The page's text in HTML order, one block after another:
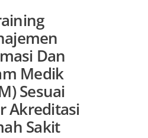
Dan
Medik
Sesuai
Akreditasi
Sakit